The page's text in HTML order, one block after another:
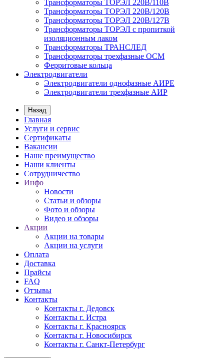
Трансформаторы ТОРЭЛ 220В/110В
Трансформаторы ТОРЭЛ 220В/120В
Трансформаторы ТОРЭЛ 220В/127В
Трансформаторы ТОРЭЛ с пропиткой
изоляционным лаком
Трансформаторы ТРАНСЛЕД
Трансформаторы трехфазные ОСМ
Ферритовые кольца
Электродвигатели
Электродвигатели однофазные АИРЕ
Электродвигатели трехфазные АИР
Назад
Главная
Услуги и сервис
Сертификаты
Вакансии
Наше преимущество
Наши клиенты
Сотрудничество
Инфо
Новости
Статьи и обзоры
Фото и обзоры
Видео и обзоры
Акции
Акции на товары
Акции на услуги
Оплата
Доставка
Прайсы
FAQ
Отзывы
Контакты
Контакты г. Дедовск
Контакты г. Истра
Контакты г. Красноярск
Контакты г. Новосибирск
Контакты г. Санкт-Петербург